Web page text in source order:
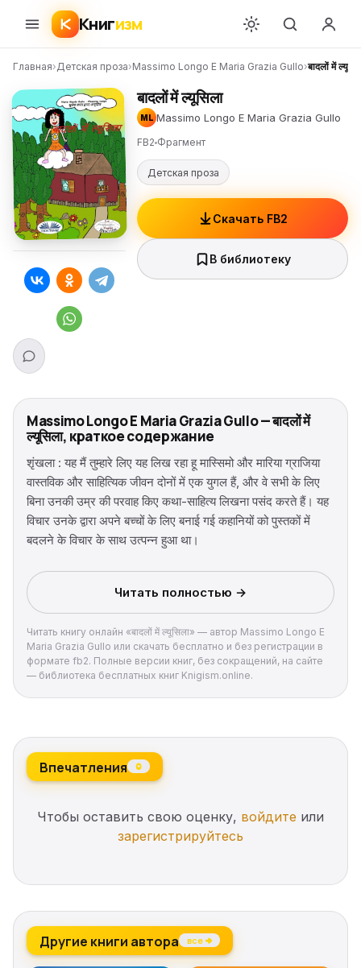
Книгизм
Главная›Детская проза›Massimo Longo E Maria Grazia Gullo›बादलों में
बादलों में ल्यूसिला
ML Massimo Longo E Maria Grazia Gullo
FB2 Фрагмент
Детская проза
Скачать FB2
В библиотеку
Massimo Longo E Maria Grazia Gullo — बादलों में
ल्यूसिला, краткое содержание
शृंखला : यह मैं तुम्हारे लिए यह लिख रहा हू मास्सिमो और मारिया ग्राजिया
वास्तविक और साहित्यिक जीवन दोनों में एक युगल हैं, और वे सभी के लिए
बिना उनकी उम्र की परवाह किए कथा-साहित्य लिखना पसंद करते हैं। यह
विचार उनके द्वारा अपने बच्चों के लिए बनाई गई कहानियों को पुस्तकों में
बदलने के विचार के साथ उत्पन्न हुआ था।
Читать полностью →
Читать книгу онлайн «बादलों में ल्यूसिला» — автор Massimo Longo E
Maria Grazia Gullo или скачать бесплатно и без регистрации в
формате fb2. Полные версии книг, без сокращений, на сайте
— библиотека бесплатных книг Knigism.online.
Впечатления 0
Чтобы оставить свою оценку, войдите или
зарегистрируйтесь
Другие книги автора все →